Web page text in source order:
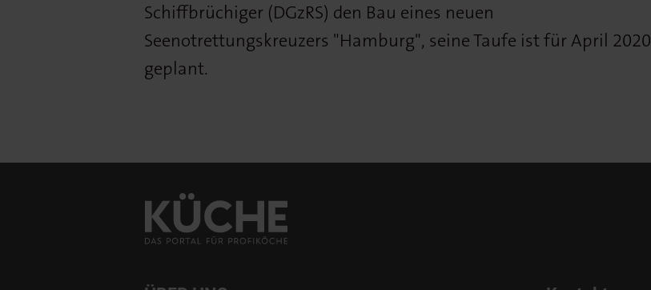
Schiffbrüchiger (DGzRS) den Bau eines neuen
Seenotrettungskreuzers "Hamburg", seine Taufe ist für April 2020
geplant.